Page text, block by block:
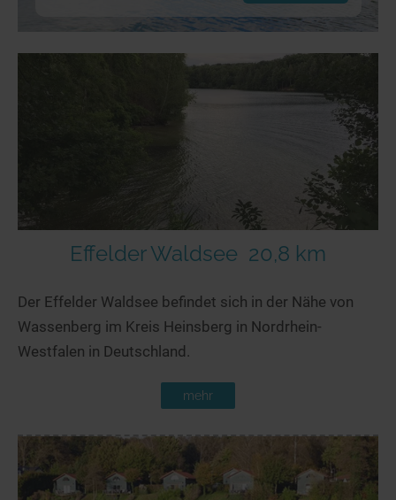
Effelder Waldsee 20,8 km
Der Effelder Waldsee befindet sich in der Nähe von
Wassenberg im Kreis Heinsberg in Nordrhein-
Westfalen in Deutschland.
mehr